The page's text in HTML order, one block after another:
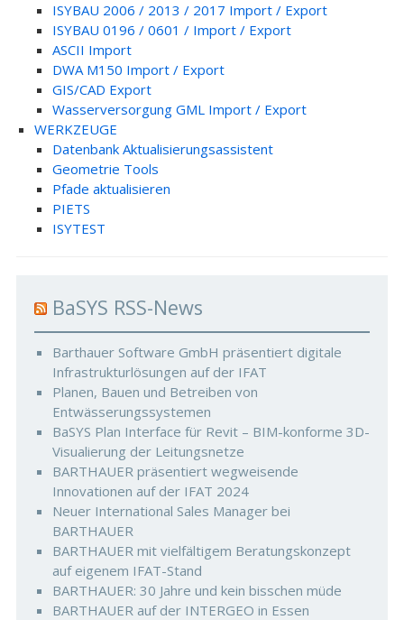
ISYBAU 2006 / 2013 / 2017 Import / Export
ISYBAU 0196 / 0601 / Import / Export
ASCII Import
DWA M150 Import / Export
GIS/CAD Export
Wasserversorgung GML Import / Export
WERKZEUGE
Datenbank Aktualisierungsassistent
Geometrie Tools
Pfade aktualisieren
PIETS
ISYTEST
BaSYS RSS-News
Barthauer Software GmbH präsentiert digitale
Infrastrukturlösungen auf der IFAT
Planen, Bauen und Betreiben von
Entwässerungssystemen
BaSYS Plan Interface für Revit – BIM-konforme 3D-
Visualierung der Leitungsnetze
BARTHAUER präsentiert wegweisende
Innovationen auf der IFAT 2024
Neuer International Sales Manager bei
BARTHAUER
BARTHAUER mit vielfältigem Beratungskonzept
auf eigenem IFAT-Stand
BARTHAUER: 30 Jahre und kein bisschen müde
BARTHAUER auf der INTERGEO in Essen